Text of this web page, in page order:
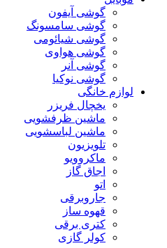
گوشی آیفون
گوشی سامسونگ
گوشی شیائومی
گوشی هواوی
گوشی آنر
گوشی نوکیا
لوازم خانگی
یخچال فریزر
ماشین ظرفشویی
ماشین لباسشویی
تلویزیون
ماکروویو
اجاق گاز
اتو
جاروبرقی
قهوه ساز
کتری برقی
کولر گازی